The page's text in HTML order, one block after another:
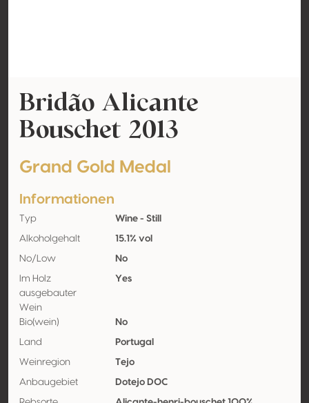
Bridão Alicante
Bouschet 2013
Grand Gold Medal
Informationen
Typ Wine - Still
Alkoholgehalt 15.1% vol
No/Low No
Im Holz
ausgebauter
Wein
Yes
Bio(wein) No
Land Portugal
Weinregion Tejo
Anbaugebiet Dotejo DOC